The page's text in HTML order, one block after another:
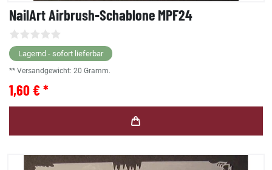
NailArt Airbrush-Schablone MPF24
Lagernd - sofort lieferbar
** Versandgewicht: 20 Gramm.
1,60 € *